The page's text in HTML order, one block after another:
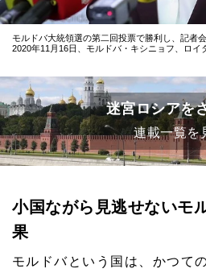
モルドバ大統領選の第二回投票で勝利し、記者
2020年11月16日、モルドバ・キシニョフ、ロイ
迷宮ロシアを
連載一覧を
小国ながら見逃せないモ
果
モルドバという国は、かつて